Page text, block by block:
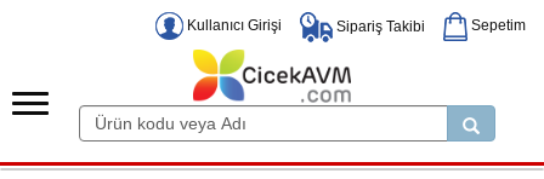
Kullanıcı Girişi Sipariş Takibi Sepetim